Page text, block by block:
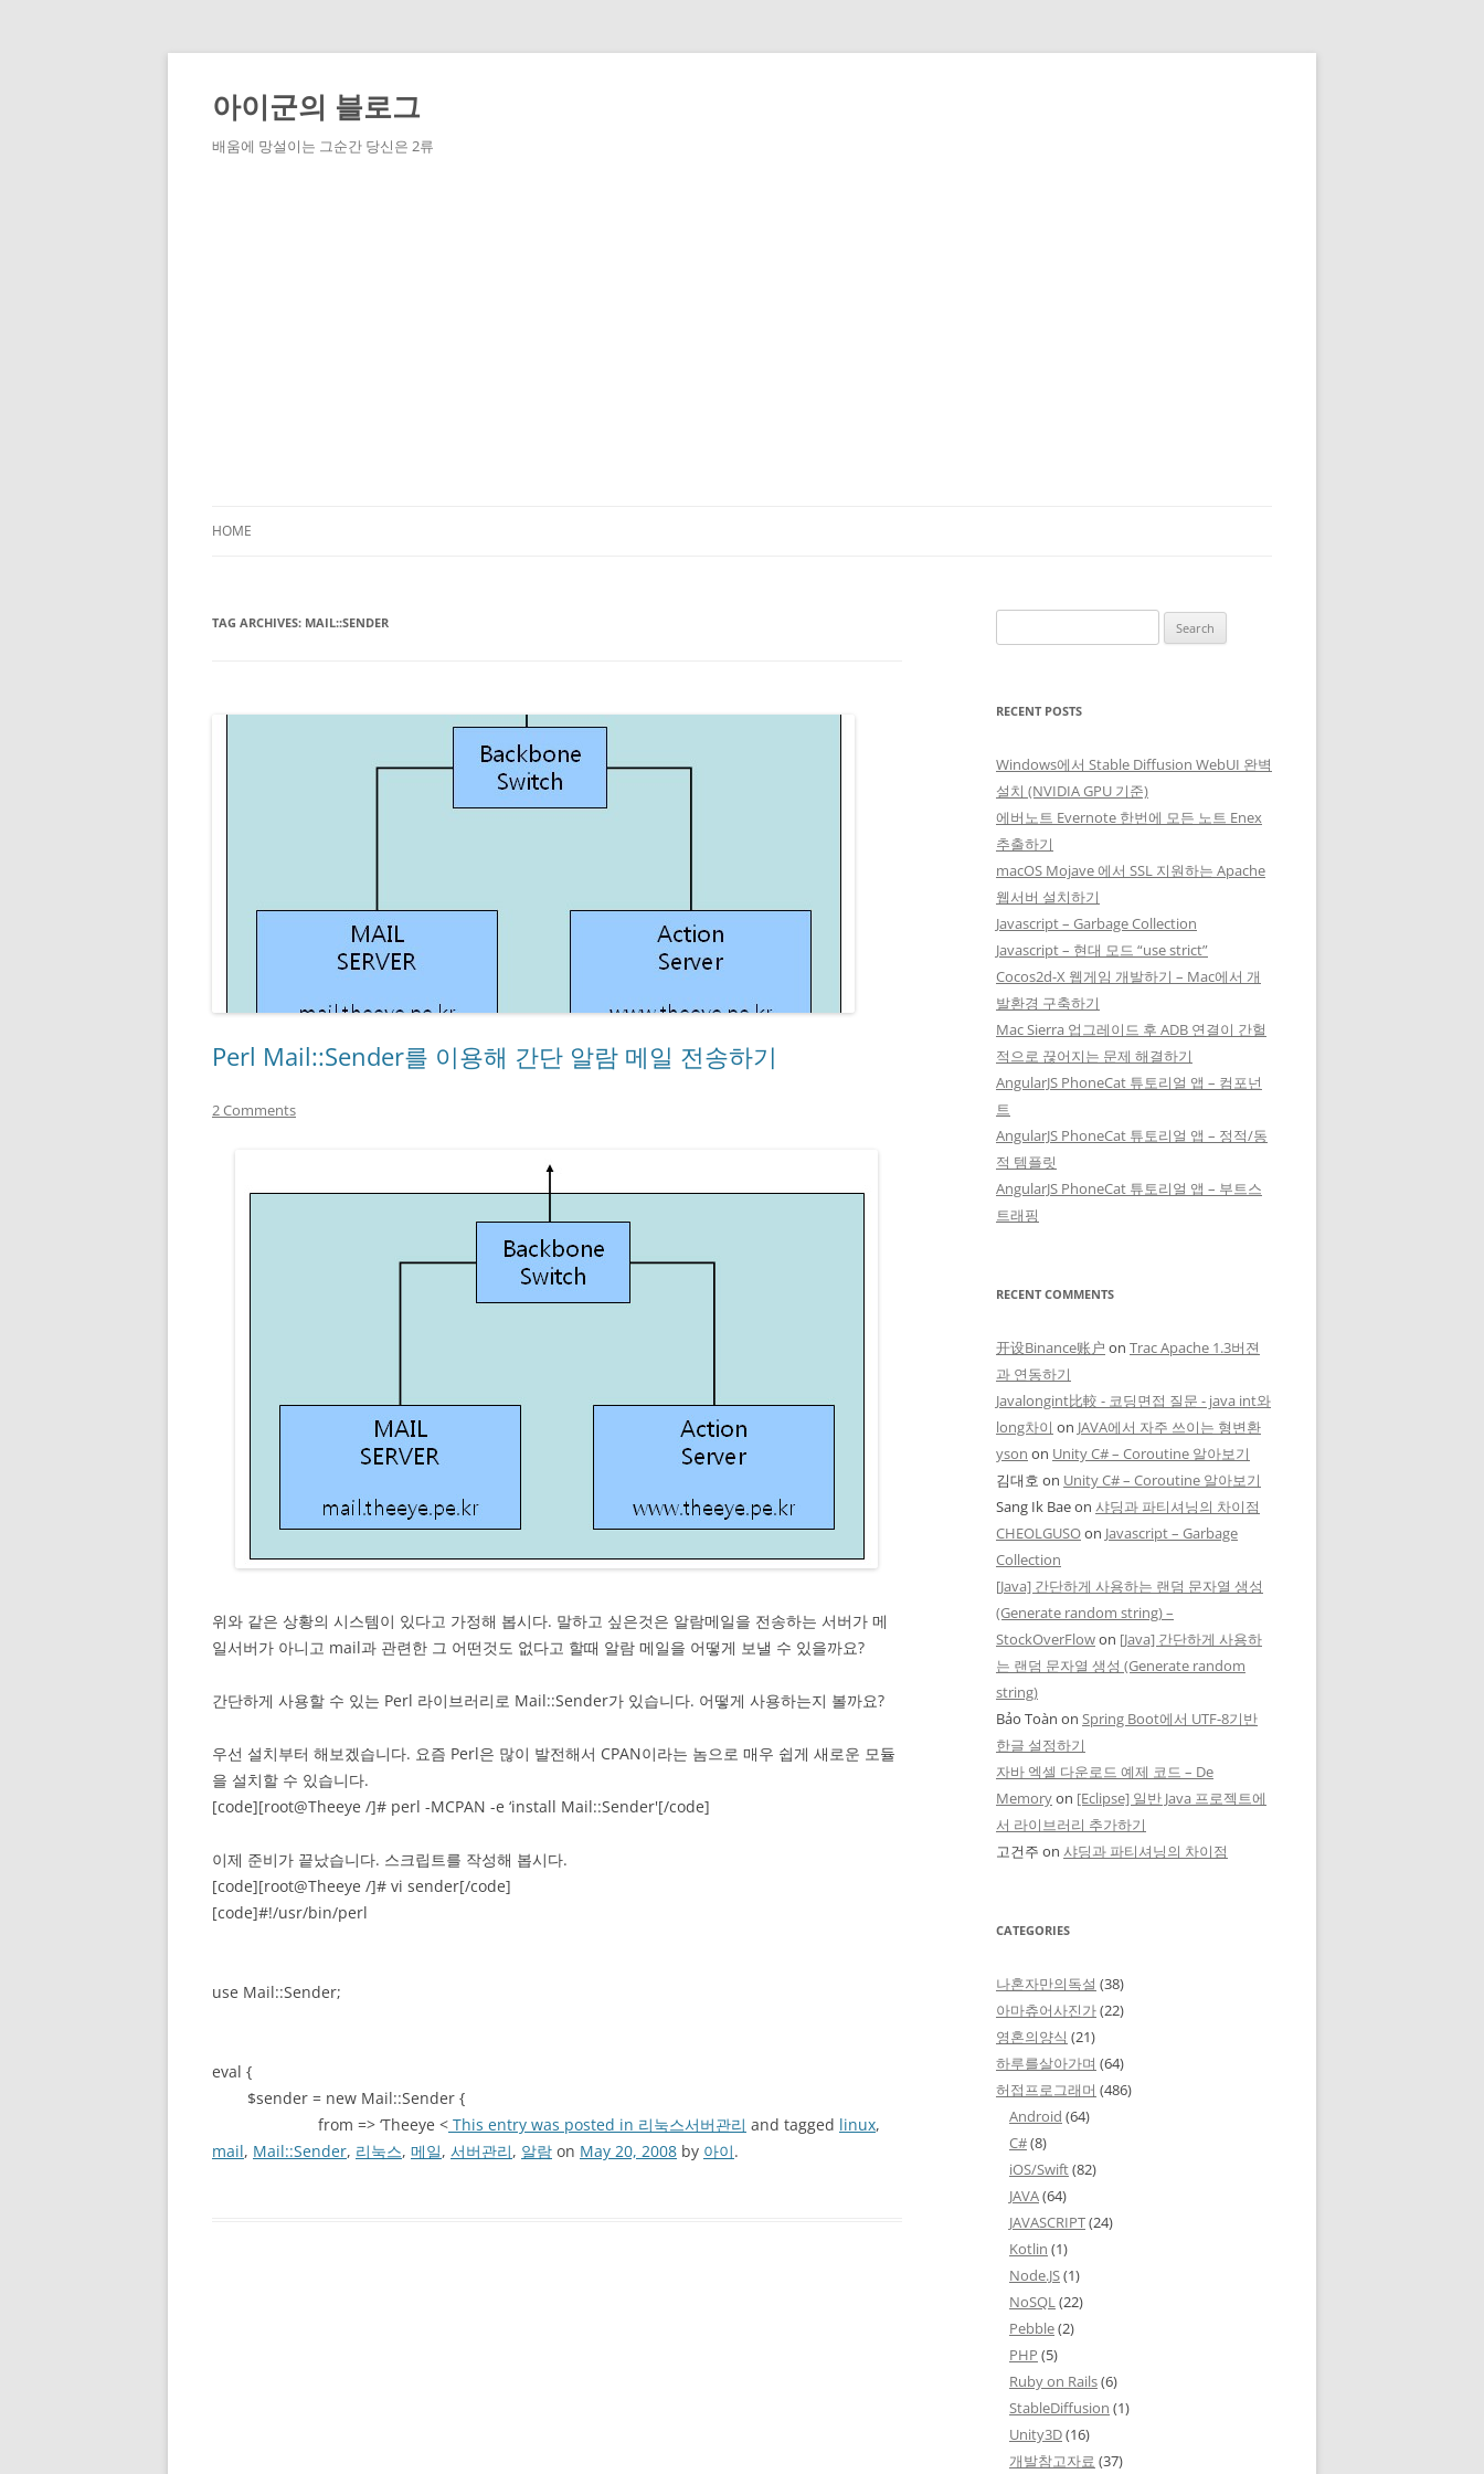
Skip
content
아이군의 블로그
배움에 망설이는 그순간 당신은 2류
HOME
TAG ARCHIVES: MAIL::SENDER
Perl Mail::Sender를 이용해 간단 알람 메일 전송하기
2 Comments
위와 같은 상황의 시스템이 있다고 가정해 봅시다. 말하고 싶은것은 알람메일을 전송하는 서버가 메
일서버가 아니고 mail과 관련한 그 어떤것도 없다고 할때 알람 메일을 어떻게 보낼 수 있을까요?
간단하게 사용할 수 있는 Perl 라이브러리로 Mail::Sender가 있습니다. 어떻게 사용하는지 볼까요?
우선 설치부터 해보겠습니다. 요즘 Perl은 많이 발전해서 CPAN이라는 놈으로 매우 쉽게 새로운 모듈
을 설치할 수 있습니다.
[code][root@Theeye /]# perl -MCPAN -e ‘install Mail::Sender'[/code]
이제 준비가 끝났습니다. 스크립트를 작성해 봅시다.
[code][root@Theeye /]# vi sender[/code]
[code]#!/usr/bin/perl
use Mail::Sender;
eval {
$sender = new Mail::Sender {
from => ‘Theeye < This entry was posted in 리눅스서버관리 and tagged linux,
mail, Mail::Sender, 리눅스, 메일, 서버관리, 알람 on May 20, 2008 by 아이.
for:
RECENT POSTS
Windows에서 Stable Diffusion WebUI 완벽
설치 (NVIDIA GPU 기준)
에버노트 Evernote 한번에 모든 노트 Enex
추출하기
macOS Mojave 에서 SSL 지원하는 Apache
웹서버 설치하기
Javascript – Garbage Collection
Javascript – 현대 모드 “use strict”
Cocos2d-X 웹게임 개발하기 – Mac에서 개
발환경 구축하기
Mac Sierra 업그레이드 후 ADB 연결이 간헐
적으로 끊어지는 문제 해결하기
AngularJS PhoneCat 튜토리얼 앱 – 컴포넌
트
AngularJS PhoneCat 튜토리얼 앱 – 정적/동
적 템플릿
AngularJS PhoneCat 튜토리얼 앱 – 부트스
트래핑
RECENT COMMENTS
开设Binance账户 on Trac Apache 1.3버젼
과 연동하기
Javalongint比較 - 코딩면접 질문 - java int와
long차이 on JAVA에서 자주 쓰이는 형변환
yson on Unity C# – Coroutine 알아보기
김대호 on Unity C# – Coroutine 알아보기
Sang Ik Baeon 샤딩과 파티셔닝의 차이점
CHEOLGUSOon Javascript – Garbage
Collection
[Java] 간단하게 사용하는 랜덤 문자열 생성
(Generate random string) –
StockOverFlowon [Java] 간단하게 사용하
는 랜덤 문자열 생성 (Generate random
string)
Bảo Toàn on Spring Boot에서 UTF-8기반
한글 설정하기
자바 엑셀 다운로드 예제 코드 – De
Memoryon [Eclipse] 일반 Java 프로젝트에
서 라이브러리 추가하기
고건주 on 샤딩과 파티셔닝의 차이점
CATEGORIES
나혼자만의독설 (38)
아마츄어사진가(22)
영혼의양식 (21)
하루를살아가며 (64)
허접프로그래머 (486)
Android (64)
C#(8)
iOS/Swift(82)
JAVA(64)
JAVASCRIPT(24)
Kotlin (1)
Node.JS(1)
NoSQL(22)
Pebble(2)
PHP (5)
Ruby on Rails(6)
StableDiffusion (1)
Unity3D(16)
개발참고자료 (37)